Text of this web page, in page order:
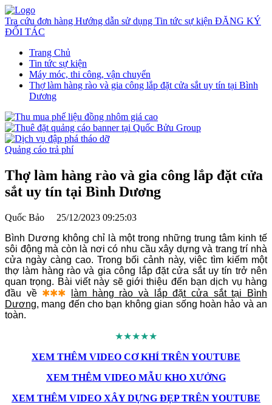
Tra cứu đơn hàng Hướng dẫn sử dụng Tin tức sự kiện ĐĂNG KÝ
ĐỐI TÁC
Trang Chủ
Tin tức sự kiện
Máy móc, thi công, vận chuyển
Thợ làm hàng rào và gia công lắp đặt cửa sắt uy tín tại Bình
Dương
Quảng cáo trả phí
Thợ làm hàng rào và gia công lắp đặt cửa
sắt uy tín tại Bình Dương
Quốc Bảo 25/12/2023 09:25:03
Bình Dương không chỉ là một trong những trung tâm kinh tế
sôi động mà còn là nơi có nhu cầu xây dựng và trang trí nhà
cửa ngày càng cao. Trong bối cảnh này, việc tìm kiếm một
thợ làm hàng rào và gia công lắp đặt cửa sắt uy tín trở nên
quan trọng. Bài viết này sẽ giới thiệu đến bạn dịch vụ hàng
đầu về ✱✱✱
làm hàng rào và lắp đặt cửa sắt tại Bình
Dương, mang đến cho bạn không gian sống hoàn hảo và an
toàn.
★★★★★
XEM THÊM VIDEO CƠ KHÍ TRÊN YOUTUBE
XEM THÊM VIDEO MẪU KHO XƯỞNG
XEM THÊM VIDEO XÂY DỰNG ĐẸP TRÊN YOUTUBE